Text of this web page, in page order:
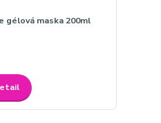
gélová maska 200ml